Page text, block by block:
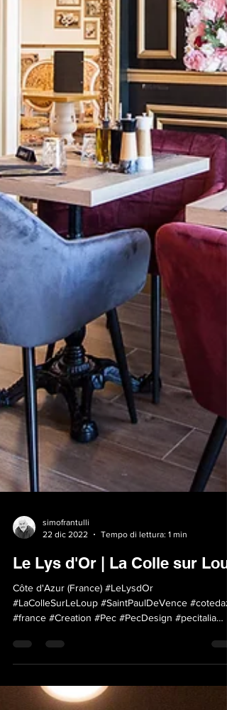
simofrantulli
22 dic 2022
Tempo di lettura: 1 min
Le Lys d'Or | La Colle sur
Côte d'Azur (France) #LeLysdOr
#PecAgencement...